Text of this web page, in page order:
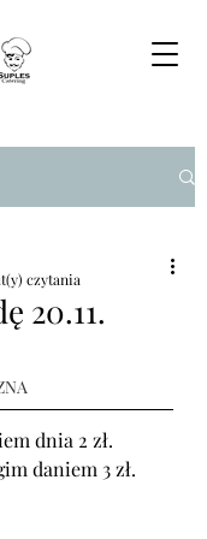
20.11.
czytania
dnia 2 zł.
daniem 3 zł.